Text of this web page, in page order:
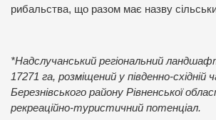
рибальства, що разом має назву
*Надслучанський регіональний
17271 га, розміщений у південно-східній
Березнівського району Рівненської
рекреаційно-туристичний потенціал.